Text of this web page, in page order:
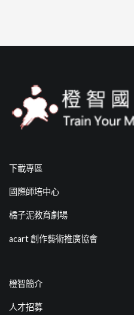
下載專區
國際師培中心
橘子泥教育劇場
acart 創作藝術推廣協會
橙智簡介
人才招募